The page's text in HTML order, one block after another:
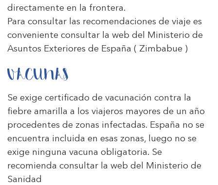
directamente en la frontera.
Para consultar las recomendaciones de viaje es
conveniente consultar la web del Ministerio de
Asuntos Exteriores de España ( Zimbabue )
VACUNAS
Se exige certificado de vacunación contra la
fiebre amarilla a los viajeros mayores de un año
procedentes de zonas infectadas. España no se
encuentra incluida en esas zonas, luego no se
exige ninguna vacuna obligatoria. Se
recomienda consultar la web del Ministerio de
Sanidad